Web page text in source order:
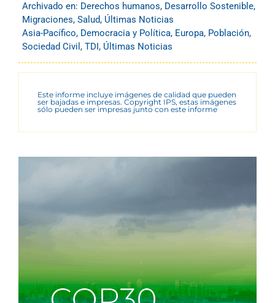
Archivado en: Derechos humanos, Desarrollo Sostenible,
Migraciones, Salud, Últimas Noticias
Asia-Pacífico, Democracia y Política, Europa, Población,
Sociedad Civil , TDI, Últimas Noticias
Este informe incluye imágenes de calidad que pueden
ser bajadas e impresas. Copyright IPS, estas imágenes
sólo pueden ser impresas junto con este informe